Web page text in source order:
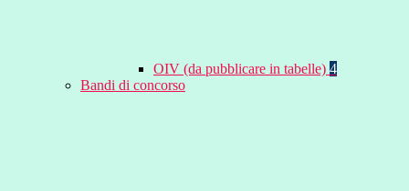
OIV (da pubblicare in tabelle) 4
Bandi di concorso